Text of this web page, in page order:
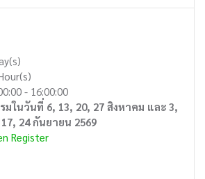
- 16:00:00
มในวันที่ 6, 13, 20, 27 สิงหาคม และ 3,
24 กันยายน 2569
Register